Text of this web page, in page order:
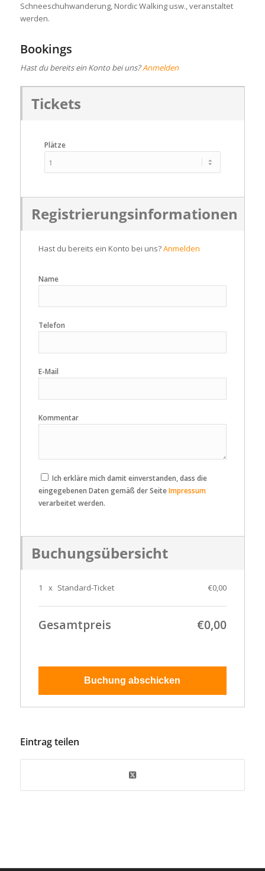
Schneeschuhwanderung, Nordic Walking usw., veranstaltet
werden.
Bookings
Hast du bereits ein Konto bei uns?Anmelden
Tickets
Plätze
Registrierungsinformationen
Hast du bereits ein Konto bei uns?Anmelden
Name
Telefon
E-Mail
Kommentar
Ich erkläre mich damit einverstanden, dass die
eingegebenen Daten gemäß der SeiteImpressum
verarbeitet werden.
Buchungsübersicht
1 x Standard-Ticket €0,00
Gesamtpreis €0,00
Eintrag teilen